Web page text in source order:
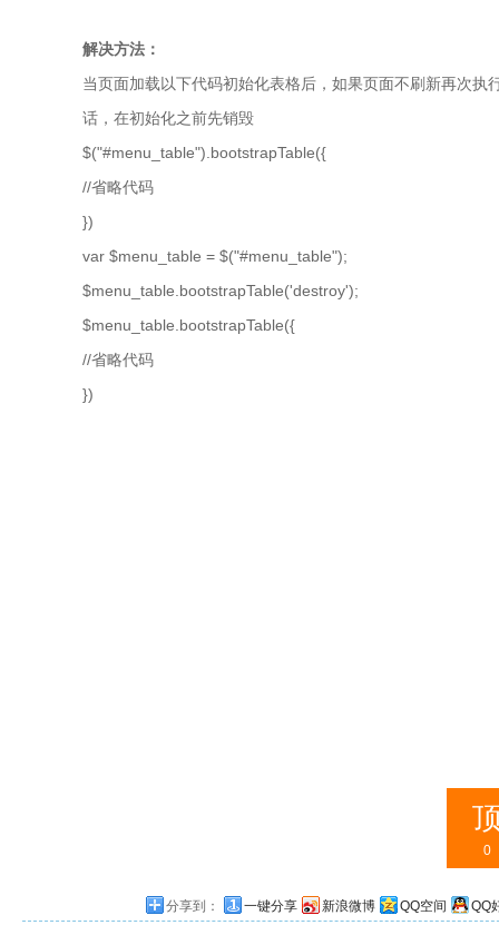
解决方法：
当页面加载以下代码初始化表格后，如果页面不刷新再次
话，在初始化之前先销毁
$("#menu_table").bootstrapTable({
//省略代码
})
var $menu_table = $("#menu_table");
$menu_table.bootstrapTable('destroy');
$menu_table.bootstrapTable({
//省略代码
})
0
分享到： 一键分享 新浪微博 QQ空间 QQ